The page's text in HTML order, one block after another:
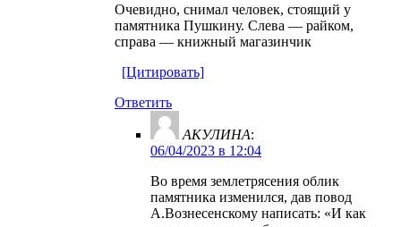
Очевидно, снимал человек, стоящий у
памятника Пушкину. Слева — райком,
справа — книжный магазинчик
[Цитировать]
Ответить
АКУЛИНА:
06/04/2023 в 12:04
Во время землетрясения облик
памятника изменился, дав повод
А.Вознесенскому написать: «И как